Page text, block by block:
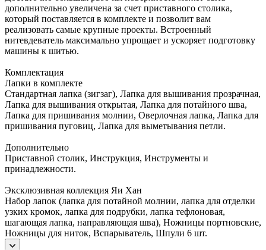
дополнительно увеличена за счет приставного столика,
который поставляется в комплекте и позволит вам
реализовать самые крупные проекты. Встроенный
нитевдеватель максимально упрощает и ускоряет подготовку
машины к шитью.
Комплектация
Лапки в комплекте
Стандартная лапка (зигзаг), Лапка для вышивания прозрачная,
Лапка для вышивания открытая, Лапка для потайного шва,
Лапка для пришивания молнии, Оверлочная лапка, Лапка для
пришивания пуговиц, Лапка для выметывания петли.
Дополнительно
Приставной столик, Инструкция, Инструменты и
принадлежности.
Эксклюзивная коллекция Яи Хан
Набор лапок (лапка для потайной молнии, лапка для отделки
узких кромок, лапка для подрубки, лапка тефлоновая,
шагающая лапка, направляющая шва), Ножницы портновские,
Ножницы для ниток, Вспарыватель, Шпули 6 шт.